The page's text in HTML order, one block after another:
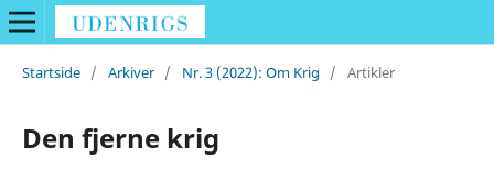
Startside / Arkiver / Nr. 3 (2022): Om Krig / Artikler
Den fjerne krig